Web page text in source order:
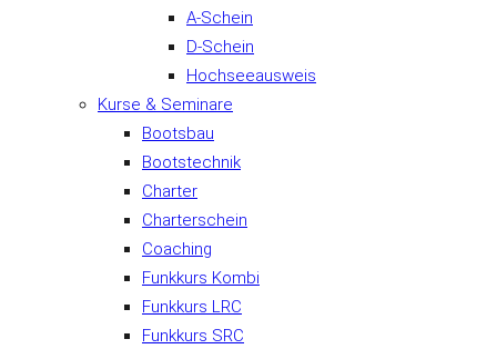
A-Schein
D-Schein
Hochseeausweis
Kurse & Seminare
Bootsbau
Bootstechnik
Charter
Charterschein
Coaching
Funkkurs Kombi
Funkkurs LRC
Funkkurs SRC